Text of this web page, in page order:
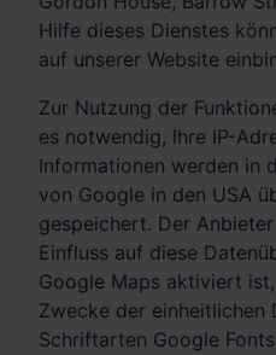
Hilfe dieses Dienstes
auf unserer Website
Zur Nutzung der
es notwendig, Ihre IP-
Informationen werden in
von Google in den USA
gespeichert. Der
Einfluss auf diese
Google Maps aktiviert
Zwecke der einheitlichen
Schriftarten Google